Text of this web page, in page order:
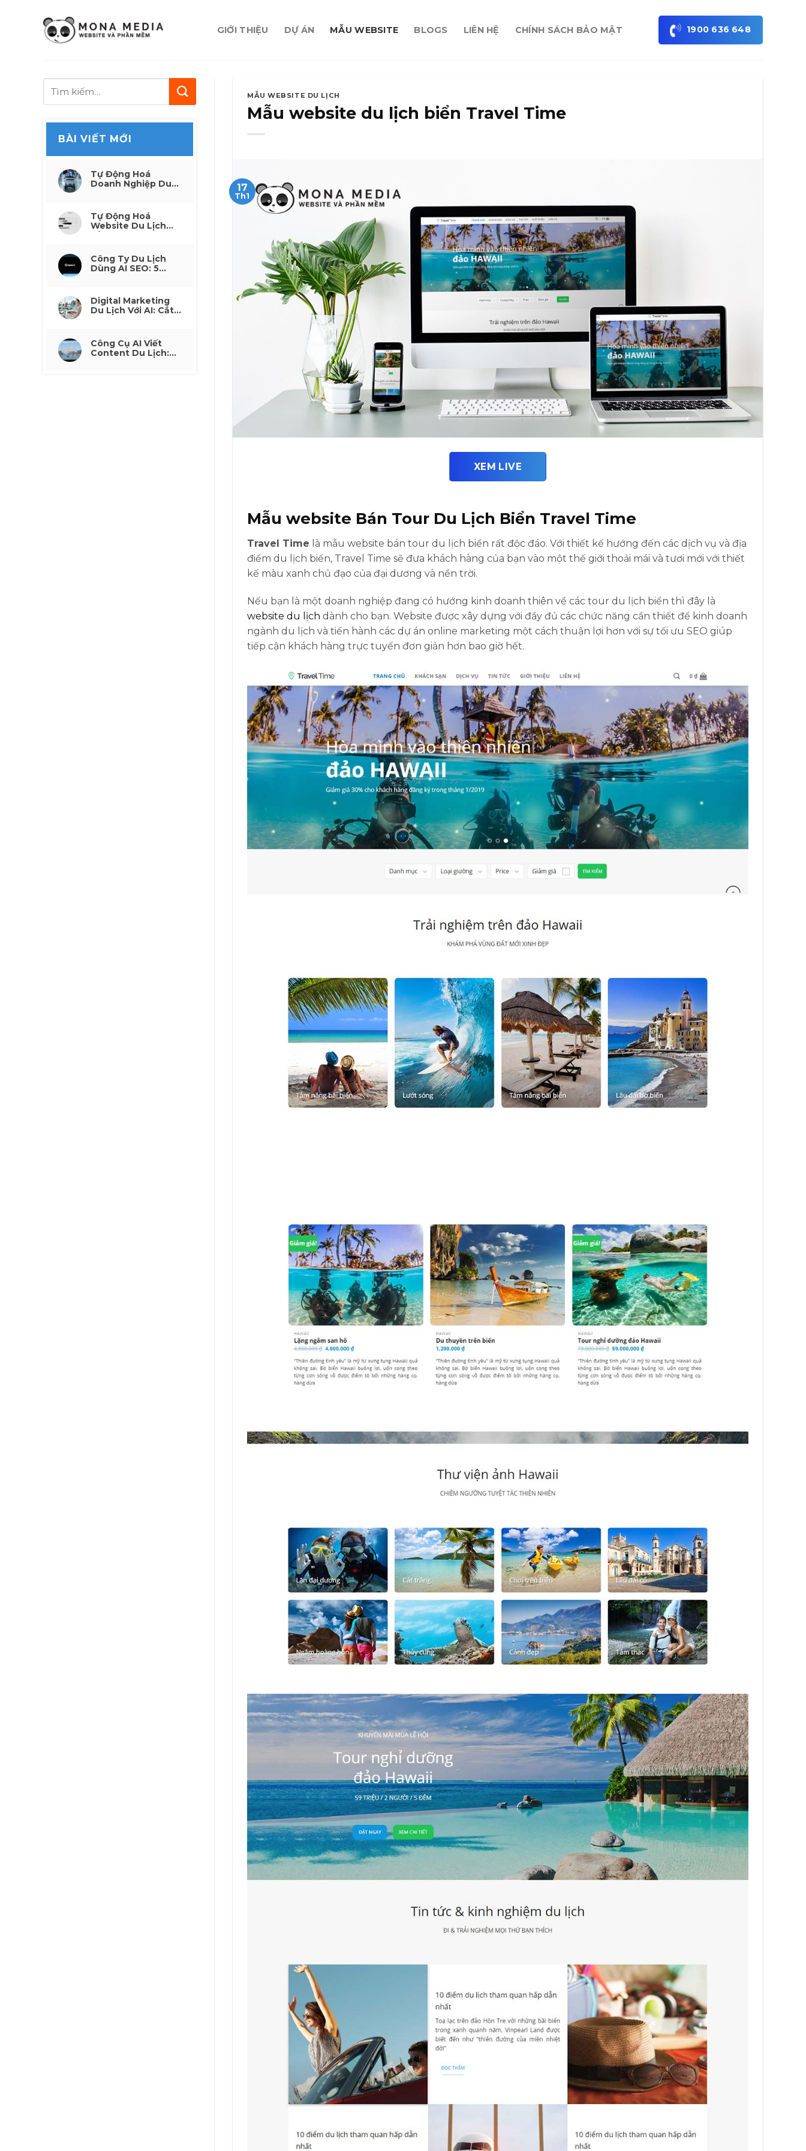
GIỚI THIỆU DỰ ÁN MẪU WEBSITE BLOGS LIÊN HỆ CHÍNH SÁCH BẢO MẬT 1900 636 648
BÀI VIẾT MỚI
Tự Động Hoá
Doanh Nghiệp Du
Tự Động Hoá
Website Du Lịch
Bằng AI: 6 Công
Công Ty Du Lịch
Dùng AI SEO: 5
Thuộc Quảng Cáo
Digital Marketing
Du Lịch Với AI: Cắt
30% Chi Phí Quảng
Lead
Công Cụ AI Viết
Content Du Lịch:
MẪU WEBSITE DU LỊCH
Mẫu website du lịch biển Travel Time
17
Th1
XEM LIVE
Mẫu website Bán Tour Du Lịch Biển Travel Time
Travel Time là mẫu website bán tour du lịch biển rất độc đáo. Với thiết kế hướng đến các dịch vụ và địa
điểm du lịch biển, Travel Time sẽ đưa khách hàng của bạn vào một thế giới thoải mái và tươi mới với thiết
kế màu xanh chủ đạo của đại dương và nền trời.
Nếu bạn là một doanh nghiệp đang có hướng kinh doanh thiên về các tour du lịch biển thì đây là
website du lịch dành cho bạn. Website được xây dựng với đầy đủ các chức năng cần thiết để kinh doanh
ngành du lịch và tiến hành các dự án online marketing một cách thuận lợi hơn với sự tối ưu SEO giúp
tiếp cận khách hàng trực tuyến đơn giản hơn bao giờ hết.